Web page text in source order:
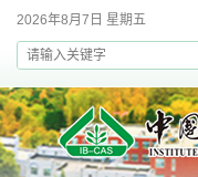
2026年8月7日 星期五